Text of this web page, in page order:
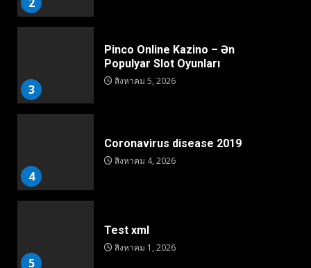
3
Pinco Online Kazino – Ən
Populyar Slot Oyunları
สิงหาคม 5, 2026
4
Coronavirus disease 2019
สิงหาคม 4, 2026
5
Test xml
สิงหาคม 1, 2026